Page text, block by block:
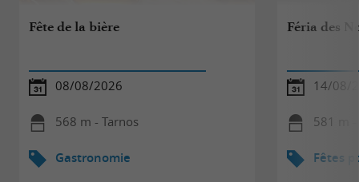
Fête de la bière
08/08/2026
568 m - Tarnos
Gastronomie
Féria des
14/08/
581 m -
Fêtes